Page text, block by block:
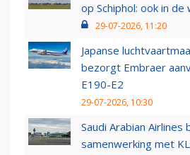
op Schiphol: ook in
29-07-2026, 11:20
Japanse
bezorgt Embraer
E190-E2
29-07-2026, 10:30
Saudi Arabian Airlines
samenwerking met